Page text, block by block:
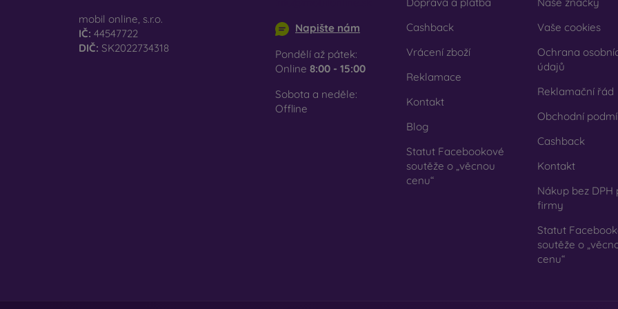
Ať už se rozhodnete pro fólii nebo jakýkoli typ ochranného skla,
smartphonu. V našem e-shopu FOON najdete širokou nabídku
mobil online, s.r.o.
IČ: 44547722
DIČ: SK2022734318
Napište nám
Pondělí až pátek:
Online 8:00 - 15:00
Sobota a neděle:
Offline
Cashback
Vrácení zboží
Reklamace
Kontakt
Blog
Statut Facebookové
soutěže o „věcnou
cenu“
Vaše cookies
Ochrana
údajů
Reklamační řád
Obchodní
Cashback
Kontakt
Nákup bez DPH
firmy
Statut
soutěže o
cenu“